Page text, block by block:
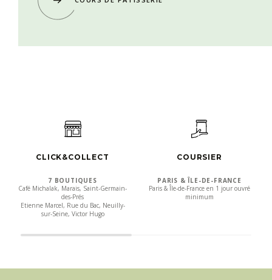
CLICK&COLLECT
7 BOUTIQUES
Café Michalak, Marais, Saint-Germain-
des-Prés
Etienne Marcel, Rue du Bac, Neuilly-
sur-Seine, Victor Hugo
COURSIER
PARIS & ÎLE-DE-FRANCE
Paris & Île-de-France en 1 jour ouvré
minimum